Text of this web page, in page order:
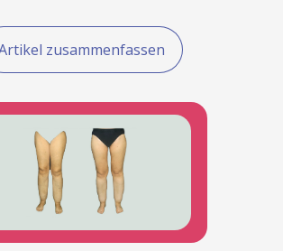
zusammenfassen